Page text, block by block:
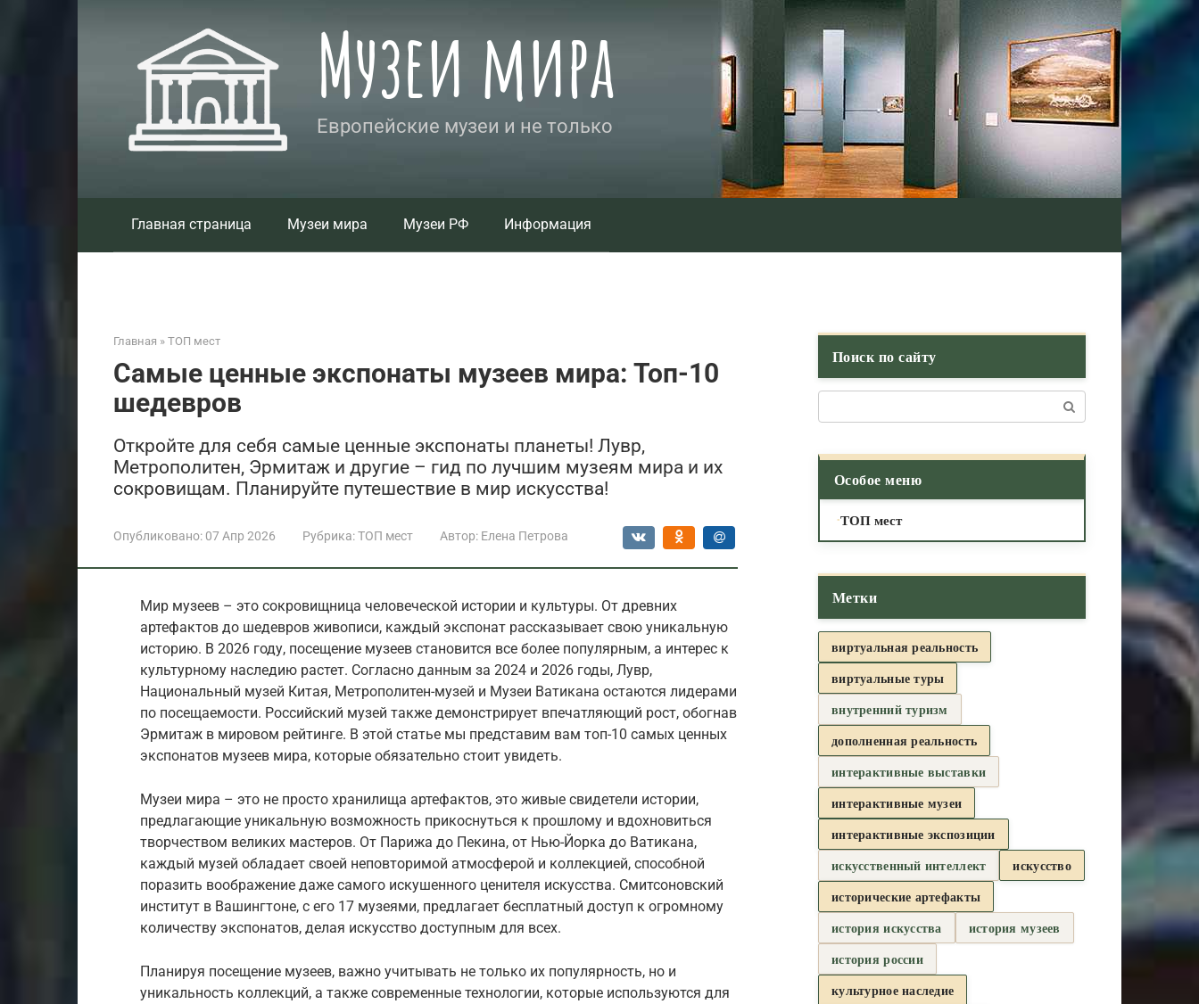
Музеи мира
Европейские музеи и не только
Главная страница Музеи мира Музеи РФ Информация
Главная » ТОП мест
Самые ценные экспонаты музеев мира: Топ-10
шедевров
Откройте для себя самые ценные экспонаты планеты! Лувр,
Метрополитен, Эрмитаж и другие – гид по лучшим музеям мира и их
сокровищам. Планируйте путешествие в мир искусства!
Опубликовано: 07 Апр 2026 Рубрика:ТОП мест Автор: Елена Петрова
Мир музеев – это сокровищница человеческой истории и культуры. От древних
артефактов до шедевров живописи, каждый экспонат рассказывает свою уникальную
историю. В 2026 году, посещение музеев становится все более популярным, а интерес к
культурному наследию растет. Согласно данным за 2024 и 2026 годы, Лувр,
Национальный музей Китая, Метрополитен-музей и Музеи Ватикана остаются лидерами
по посещаемости. Российский музей также демонстрирует впечатляющий рост, обогнав
Эрмитаж в мировом рейтинге. В этой статье мы представим вам топ-10 самых ценных
экспонатов музеев мира, которые обязательно стоит увидеть.
Музеи мира – это не просто хранилища артефактов, это живые свидетели истории,
предлагающие уникальную возможность прикоснуться к прошлому и вдохновиться
творчеством великих мастеров. От Парижа до Пекина, от Нью-Йорка до Ватикана,
каждый музей обладает своей неповторимой атмосферой и коллекцией, способной
поразить воображение даже самого искушенного ценителя искусства. Смитсоновский
институт в Вашингтоне, с его 17 музеями, предлагает бесплатный доступ к огромному
количеству экспонатов, делая искусство доступным для всех.
Планируя посещение музеев, важно учитывать не только их популярность, но и
уникальность коллекций, а также современные технологии, которые используются для
Поиск по сайту
Особое меню
ТОП мест
Метки
виртуальная реальность
виртуальные туры
внутренний туризм
дополненная реальность
интерактивные выставки
интерактивные музеи
интерактивные экспозиции
искусственный интеллект
искусство
исторические артефакты
история искусства
история музеев
история россии
культурное наследие